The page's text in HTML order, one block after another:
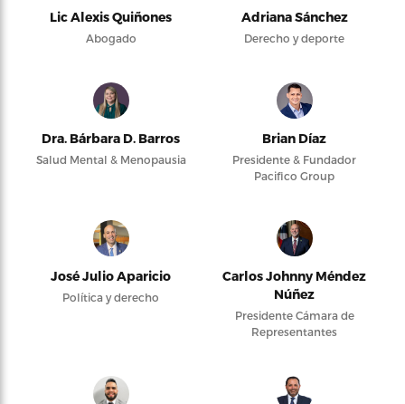
Lic Alexis Quiñones
Abogado
Adriana Sánchez
Derecho y deporte
Dra. Bárbara D. Barros
Salud Mental & Menopausia
Brian Díaz
Presidente & Fundador
Pacifico Group
José Julio Aparicio
Política y derecho
Carlos Johnny Méndez
Núñez
Presidente Cámara de
Representantes